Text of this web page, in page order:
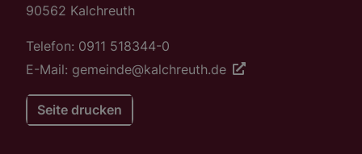
90562 Kalchreuth
Telefon: 0911 518344-0
E-Mail: gemeinde@kalchreuth.de
Seite drucken